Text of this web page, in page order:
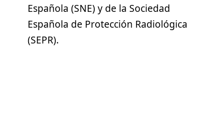
Española (SNE) y de la Sociedad
Española de Protección Radiológica
(SEPR).